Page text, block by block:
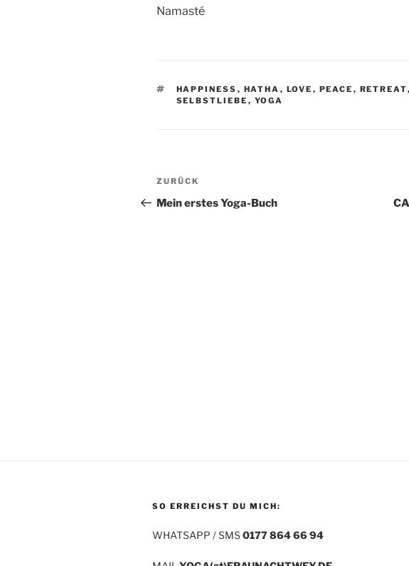
Namasté
SCHLAGWÖRTER
HAPPINESS , HATHA , LOVE , PEACE , RETREAT,
SELBSTLIEBE , YOGA
Beitragsnavigation
Vorheriger
Beitrag
ZURÜCK
Mein erstes Yoga-Buch
SO ERREICHST DU MICH:
WHATSAPP / SMS0177 864 66 94